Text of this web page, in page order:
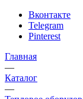
Вконтакте
Telegram
Pinterest
Главная
—
Каталог
—